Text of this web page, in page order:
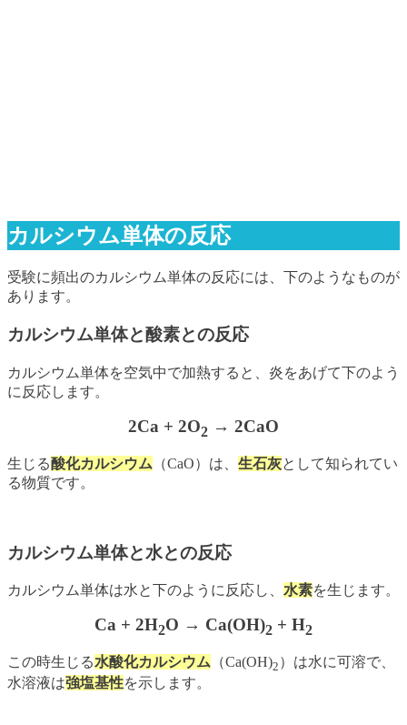
カルシウム単体の反応
受験に頻出のカルシウム単体の反応には、下のようなものが
あります。
カルシウム単体と酸素との反応
カルシウム単体を空気中で加熱すると、炎をあげて下のよう
に反応します。
2Ca + 2O2 → 2CaO
生じる酸化カルシウム （CaO）は、 生石灰として知られてい
る物質です。
カルシウム単体と水との反応
カルシウム単体は水と下のように反応し、 水素を生じます。
Ca + 2H2O → Ca(OH)2 + H2
この時生じる水酸化カルシウム （Ca(OH)2 ）は水に可溶で、
水溶液は強塩基性を示します。